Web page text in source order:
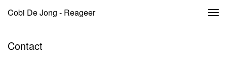
Cobi De Jong - Reageer
Contact